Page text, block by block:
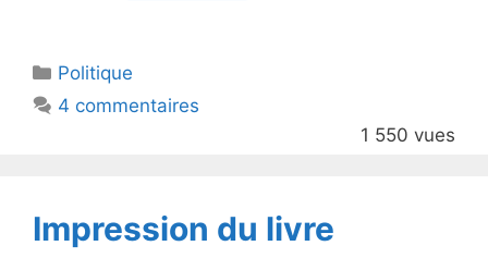
er
a
e
b
k
Catégories
Politique
4 commentaires
1 550 vues
Impression du livre